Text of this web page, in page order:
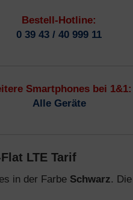
Bestell-Hotline:
0 39 43 / 40 999 11
Smartphones bei 1&1:
Alle Geräte
LTE Tarif
in der Farbe Schwarz.